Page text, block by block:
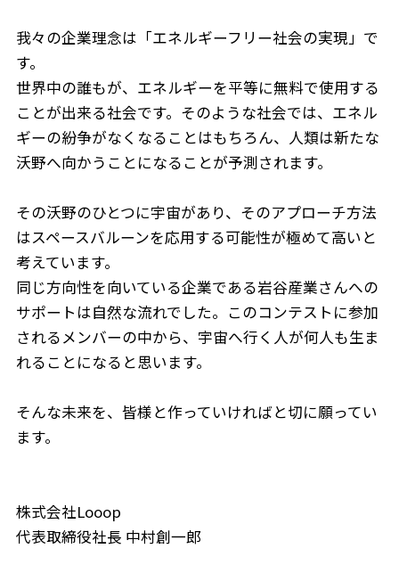
我々の企業理念は「エネルギーフリー社会の実現」で
す。
世界中の誰もが、エネルギーを平等に無料で使用する
ことが出来る社会です。そのような社会では、エネル
ギーの紛争がなくなることはもちろん、人類は新たな
沃野へ向かうことになることが予測されます。
その沃野のひとつに宇宙があり、そのアプローチ方法
はスペースバルーンを応用する可能性が極めて高いと
考えています。
同じ方向性を向いている企業である岩谷産業さんへの
サポートは自然な流れでした。このコンテストに参加
されるメンバーの中から、宇宙へ行く人が何人も生ま
れることになると思います。
そんな未来を、皆様と作っていければと切に願ってい
ます。
株式会社Looop
代表取締役社長 中村創一郎